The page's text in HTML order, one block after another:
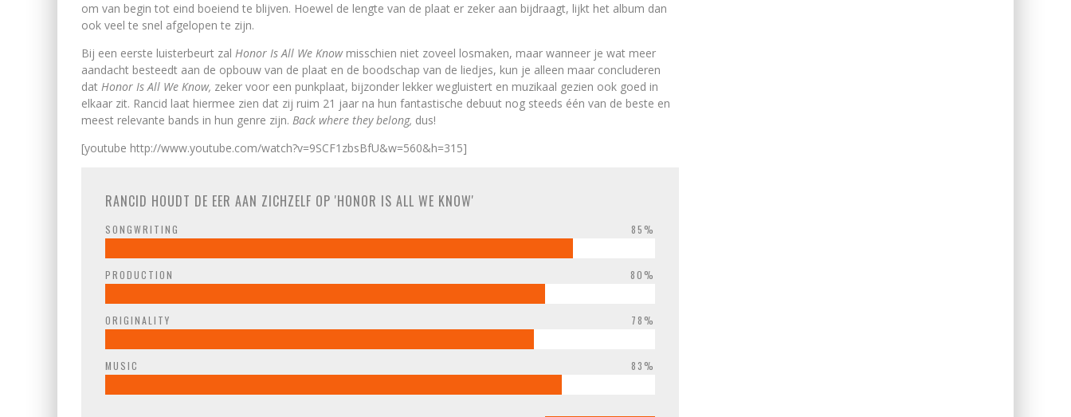
om van begin tot eind boeiend te blijven. Hoewel de lengte van de plaat er zeker aan bijdraagt, lijkt het album dan
ook veel te snel afgelopen te zijn.
Bij een eerste luisterbeurt zal Honor Is All We Knowmisschien niet zoveel losmaken, maar wanneer je wat meer
aandacht besteedt aan de opbouw van de plaat en de boodschap van de liedjes, kun je alleen maar concluderen
dat Honor Is All We Know, zeker voor een punkplaat, bijzonder lekker wegluistert en muzikaal gezien ook goed in
elkaar zit. Rancid laat hiermee zien dat zij ruim 21 jaar na hun fantastische debuut nog steeds één van de beste en
meest relevante bands in hun genre zijn. Back where they belong, dus!
[youtube http://www.youtube.com/watch?v=9SCF1zbsBfU&w=560&h=315]
RANCID HOUDT DE EER AAN ZICHZELF OP 'HONOR IS ALL WE KNOW'
SONGWRITING 85%
PRODUCTION 80%
ORIGINALITY 78%
MUSIC 83%